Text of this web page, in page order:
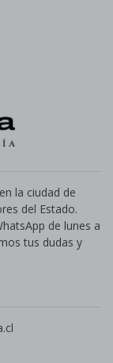
la ciudad de
del Estado.
de lunes a
tus dudas y